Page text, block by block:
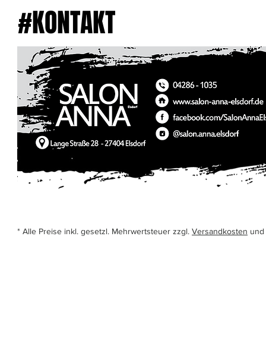
#KONTAKT
* Alle Preise inkl. gesetzl. Mehrwertsteuer zzgl. Versandkosten